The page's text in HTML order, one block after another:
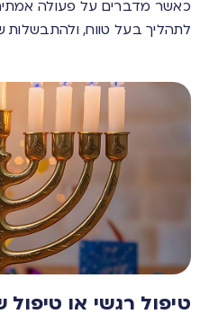
כאשר מדברים על פעולה
לתהליך בעל טווח,
טיפול רגשי או טיפול